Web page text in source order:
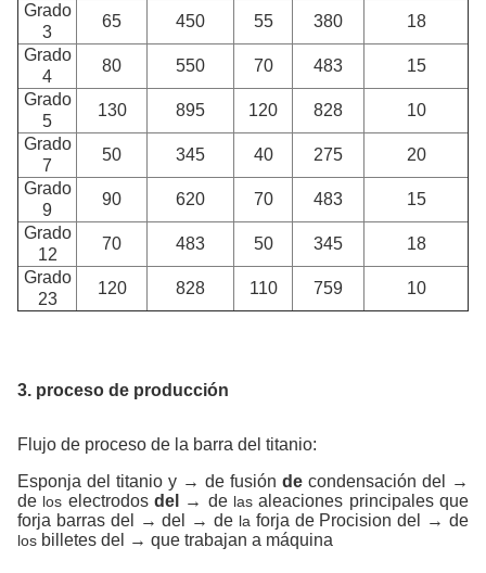
Grado
3
65 450 55 380
18
Grado
4
80 550 70 483
15
Grado
5
130 895 120 828
10
Grado
7
50 345 40 275
20
Grado
9
90 620 70 483
15
Grado
12
70 483 50 345
18
Grado
23
120 828 110 759 10
3. proceso de producción
Flujo de proceso de la barra del titanio:
Esponja del titanio y → de fusión de condensación del
→
de los electrodosdel → delasaleaciones principales que
forja barras del → del → de la forja de Procision del → de
los billetes del → que trabajan a máquina